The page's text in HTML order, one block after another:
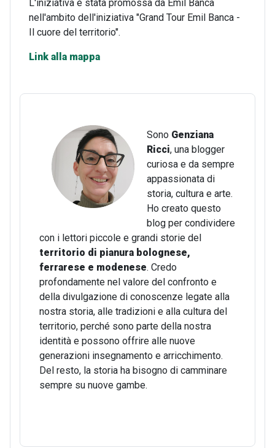
L'iniziativa è stata promossa da Emil Banca
nell'ambito dell'iniziativa "Grand Tour Emil Banca -
Il cuore del territorio".
Link alla mappa
Sono Genziana
Ricci, una blogger
curiosa e da sempre
appassionata di
storia, cultura e arte.
Ho creato questo
blog per condividere
con i lettori piccole e grandi storie del
territorio di pianura bolognese,
ferrarese e modenese. Credo
profondamente nel valore del confronto e
della divulgazione di conoscenze legate alla
nostra storia, alle tradizioni e alla cultura del
territorio, perché sono parte della nostra
identità e possono offrire alle nuove
generazioni insegnamento e arricchimento.
Del resto, la storia ha bisogno di camminare
sempre su nuove gambe.